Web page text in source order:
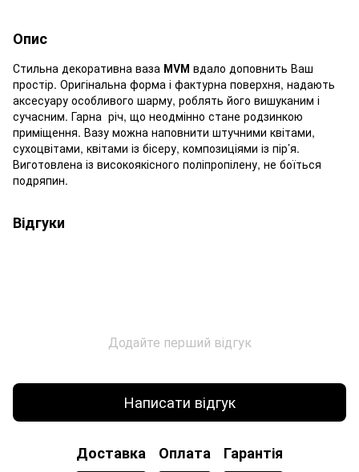
Опис
Стильна декоративна ваза МVМ вдало доповнить Ваш
простір. Оригінальна форма і фактурна поверхня, надають
аксесуару особливого шарму, роблять його вишуканим і
сучасним. Гарна річ, що неодмінно стане родзинкою
приміщення. Вазу можна наповнити штучними квітами,
сухоцвітами, квітами із бісеру, композиціями із пір’я.
Виготовлена із високоякісного поліпропілену, не боїться
подряпин.
Відгуки
Додайте перший відгук
Написати відгук
Доставка Оплата Гарантія